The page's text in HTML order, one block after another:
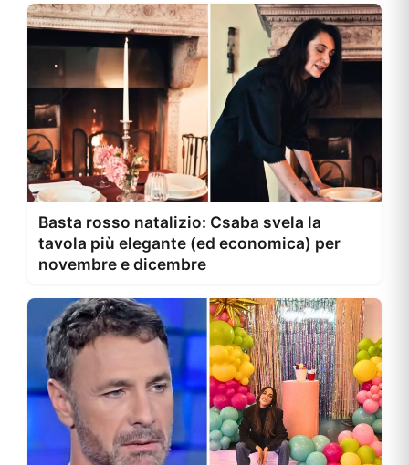
Basta rosso natalizio: Csaba svela la
tavola più elegante (ed economica) per
novembre e dicembre